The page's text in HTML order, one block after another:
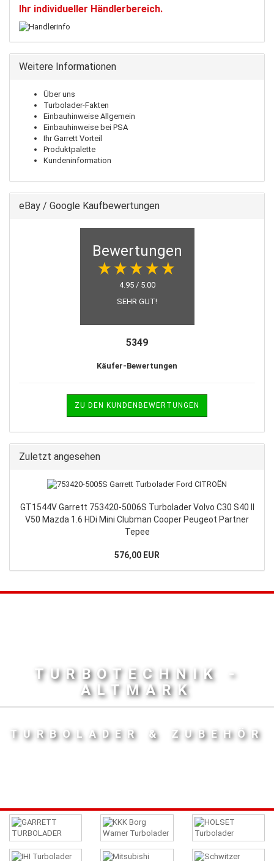
Ihr individueller Händlerbereich.
Weitere Informationen
Über uns
Turbolader-Fakten
Einbauhinweise Allgemein
Einbauhinweise bei PSA
Ihr Garrett Vorteil
Produktpalette
Kundeninformation
eBay / Google Kaufbewertungen
Bewertungen
4.95 / 5.00
SEHR GUT!
5349
Käufer-Bewertungen
ZU DEN KUNDENBEWERTUNGEN
Zuletzt angesehen
GT1544V Garrett 753420-5006S Turbolader Volvo C30 S40 II
V50 Mazda 1.6 HDi Mini Clubman Cooper Peugeot Partner
Tepee
576,00 EUR
TURBOTECHNIK -
ALTMARK
TURBOLADER & ZUBEHÖR